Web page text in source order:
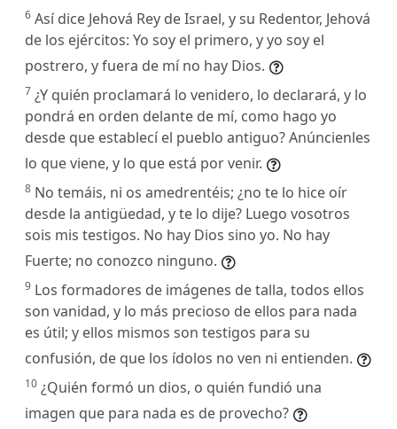
6 Así dice Jehová Rey de Israel, y su Redentor, Jehová
de los ejércitos: Yo soy el primero, y yo soy el
postrero, y fuera de mí no hay Dios.
7 ¿Y quién proclamará lo venidero, lo declarará, y lo
pondrá en orden delante de mí, como hago yo
desde que establecí el pueblo antiguo? Anúncienles
lo que viene, y lo que está por venir.
8 No temáis, ni os amedrentéis; ¿no te lo hice oír
desde la antigüedad, y te lo dije? Luego vosotros
sois mis testigos. No hay Dios sino yo. No hay
Fuerte; no conozco ninguno.
9 Los formadores de imágenes de talla, todos ellos
son vanidad, y lo más precioso de ellos para nada
es útil; y ellos mismos son testigos para su
confusión, de que los ídolos no ven ni entienden.
10 ¿Quién formó un dios, o quién fundió una
imagen que para nada es de provecho?